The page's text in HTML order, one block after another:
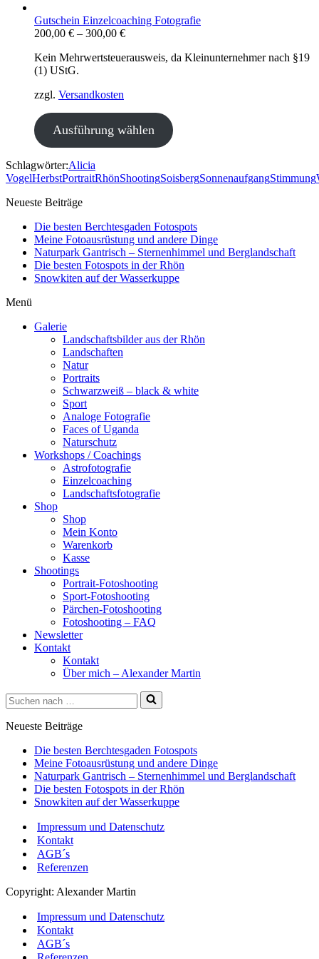
Gutschein Einzelcoaching Fotografie
200,00 € – 300,00 €
Kein Mehrwertsteuerausweis, da Kleinunternehmer nach §19
(1) UStG.
zzgl. Versandkosten
Ausführung wählen
Schlagwörter:Alicia
VogelHerbstPortraitRhönShootingSoisbergSonnenaufgangStimmung
Neueste Beiträge
Die besten Berchtesgaden Fotospots
Meine Fotoausrüstung und andere Dinge
Naturpark Gantrisch – Sternenhimmel und Berglandschaft
Die besten Fotospots in der Rhön
Snowkiten auf der Wasserkuppe
Menü
Galerie
Landschaftsbilder aus der Rhön
Landschaften
Natur
Portraits
Schwarzweiß – black & white
Sport
Analoge Fotografie
Faces of Uganda
Naturschutz
Workshops / Coachings
Astrofotografie
Einzelcoaching
Landschaftsfotografie
Shop
Shop
Mein Konto
Warenkorb
Kasse
Shootings
Portrait-Fotoshooting
Sport-Fotoshooting
Pärchen-Fotoshooting
Fotoshooting – FAQ
Newsletter
Kontakt
Kontakt
Über mich – Alexander Martin
Suchen
nach …
Neueste Beiträge
Die besten Berchtesgaden Fotospots
Meine Fotoausrüstung und andere Dinge
Naturpark Gantrisch – Sternenhimmel und Berglandschaft
Die besten Fotospots in der Rhön
Snowkiten auf der Wasserkuppe
Impressum und Datenschutz
Kontakt
AGB´s
Referenzen
Copyright: Alexander Martin
Impressum und Datenschutz
Kontakt
AGB´s